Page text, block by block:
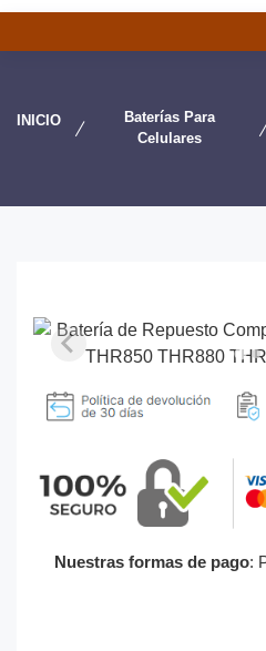
INICIO
Baterías Para
Celulares
Nuestras formas de pago: